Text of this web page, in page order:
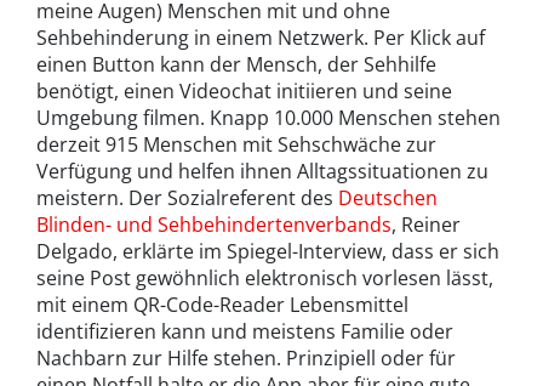
meine Augen) Menschen mit und ohne
Sehbehinderung in einem Netzwerk. Per Klick auf
einen Button kann der Mensch, der Sehhilfe
benötigt, einen Videochat initiieren und seine
Umgebung filmen. Knapp 10.000 Menschen stehen
derzeit 915 Menschen mit Sehschwäche zur
Verfügung und helfen ihnen Alltagssituationen zu
meistern. Der Sozialreferent des Deutschen
Blinden- und Sehbehindertenverbands, Reiner
Delgado, erklärte im Spiegel-Interview, dass er sich
seine Post gewöhnlich elektronisch vorlesen lässt,
mit einem QR-Code-Reader Lebensmittel
identifizieren kann und meistens Familie oder
Nachbarn zur Hilfe stehen. Prinzipiell oder für